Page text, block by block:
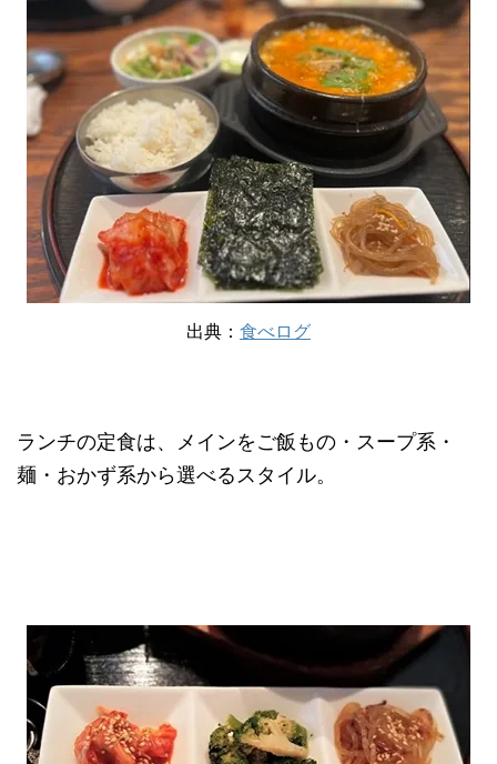
出典： 食べログ
ランチの定食は、メインをご飯もの・スープ系・
麺・おかず系から選べるスタイル。